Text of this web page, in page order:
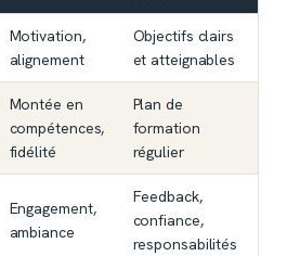
Motivation,
alignement
Objectifs clairs
et atteignables
Montée en
compétences,
fidélité
Plan de
formation
régulier
Engagement,
ambiance
Feedback,
confiance,
responsabilités